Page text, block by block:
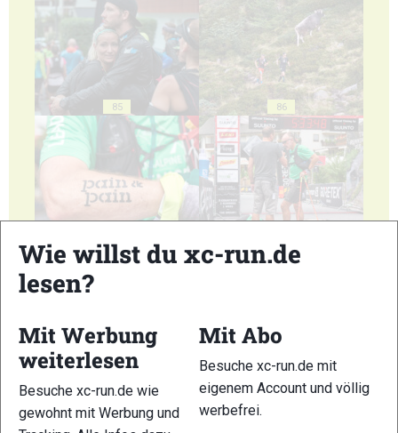
85 86
89 90
Wie willst du xc-run.de
lesen?
Mit Werbung
weiterlesen
Besuche xc-run.de wie
gewohnt mit Werbung und
Mit Abo
Besuche xc-run.de mit
eigenem Account und völlig
werbefrei.